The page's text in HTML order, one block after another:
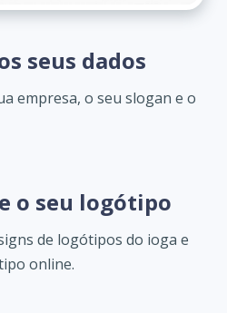
seus dados
empresa, o seu slogan e o
o seu logótipo
de logótipos do ioga e
online.